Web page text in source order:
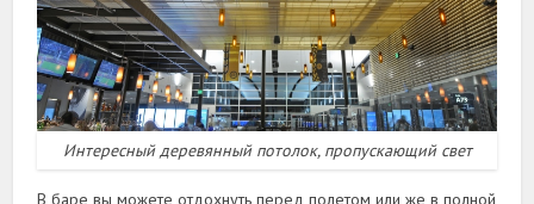
Интересный деревянный потолок, пропускающий свет